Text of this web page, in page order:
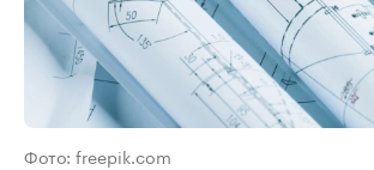
Фото: freepik.com